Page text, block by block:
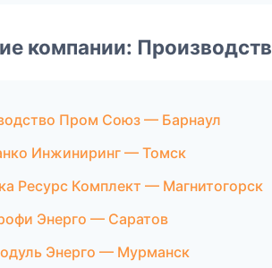
компании:
Пром Союз — Барнаул
Инжиниринг — Томск
Ресурс Комплект — Магнитогорск
Энерго — Саратов
Энерго — Мурманск